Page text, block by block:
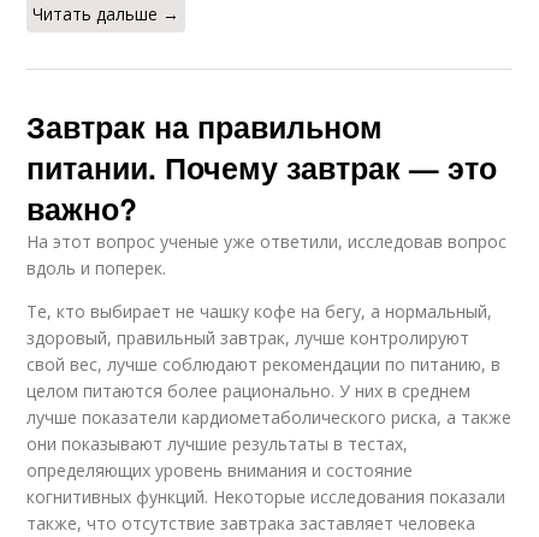
Читать дальше →
Завтрак на правильном
питании. Почему завтрак — это
важно?
На этот вопрос ученые уже ответили, исследовав вопрос
вдоль и поперек.
Те, кто выбирает не чашку кофе на бегу, а нормальный,
здоровый, правильный завтрак, лучше контролируют
свой вес, лучше соблюдают рекомендации по питанию, в
целом питаются более рационально. У них в среднем
лучше показатели кардиометаболического риска, а также
они показывают лучшие результаты в тестах,
определяющих уровень внимания и состояние
когнитивных функций. Некоторые исследования показали
также, что отсутствие завтрака заставляет человека